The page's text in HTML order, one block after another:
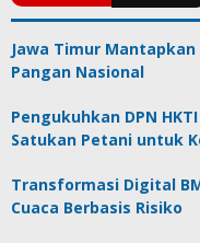
Jawa Timur
Pangan Nasional
Pengukuhkan DPN
Satukan Petani untuk
Transformasi Digital
Cuaca Berbasis Risiko